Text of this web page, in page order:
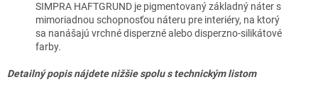
SIMPRA HAFTGRUND je pigmentovaný základný náter s
mimoriadnou schopnosťou náteru pre interiéry, na ktorý
sa nanášajú vrchné disperzné alebo disperzno-silikátové
farby.
Detailný popis nájdete nižšie spolu s technickým listom